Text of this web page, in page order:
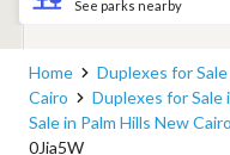
See parks nearby
Home Duplexes for
Cairo
Duplexes for
Sale in Palm Hills New
0Jia5W